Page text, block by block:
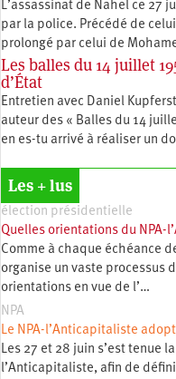
L’assassinat de Nahel ce 27
par la police. Précédé de
prolongé par celui de
Les balles du 14 juillet
d’État
Entretien avec Daniel
auteur des « Balles du 14
en es-tu arrivé à réaliser un
Les + lus
élection présidentielle
Quelles orientations du
Comme à chaque échéance
organise un vaste processus
orientations en vue de l’…
NPA
Le NPA-l’Anticapitaliste
Les 27 et 28 juin s’est tenue
l’Anticapitaliste, afin de